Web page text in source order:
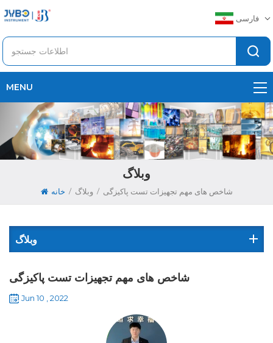
فارسی
MENU
وبلاگ
خانه / وبلاگ / شاخص های مهم تجهیزات تست پاکیزگی
وبلاگ
شاخص های مهم تجهیزات تست پاکیزگی
Jun 10 , 2022